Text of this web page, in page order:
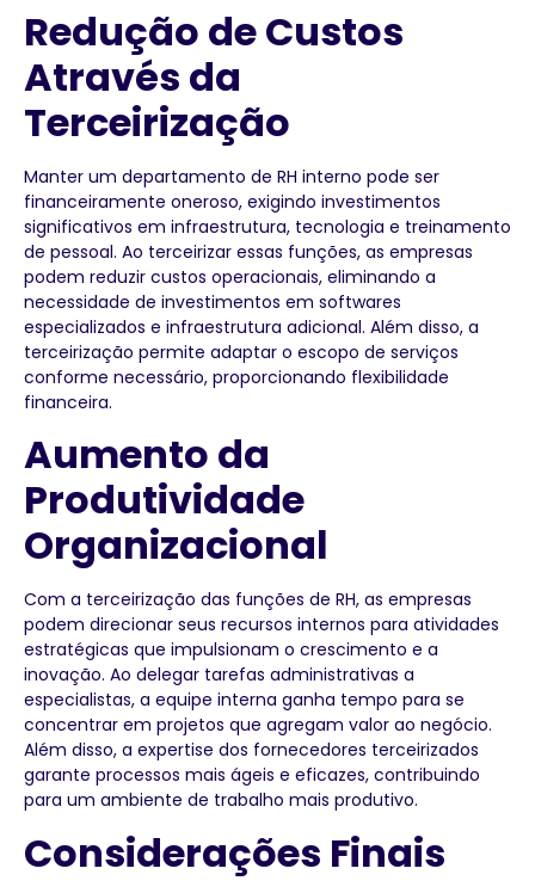
Redução de Custos
Através da
Terceirização
Manter um departamento de RH interno pode ser
financeiramente oneroso, exigindo investimentos
significativos em infraestrutura, tecnologia e treinamento
de pessoal. Ao terceirizar essas funções, as empresas
podem reduzir custos operacionais, eliminando a
necessidade de investimentos em softwares
especializados e infraestrutura adicional. Além disso, a
terceirização permite adaptar o escopo de serviços
conforme necessário, proporcionando flexibilidade
financeira.
Aumento da
Produtividade
Organizacional
Com a terceirização das funções de RH, as empresas
podem direcionar seus recursos internos para atividades
estratégicas que impulsionam o crescimento e a
inovação. Ao delegar tarefas administrativas a
especialistas, a equipe interna ganha tempo para se
concentrar em projetos que agregam valor ao negócio.
Além disso, a expertise dos fornecedores terceirizados
garante processos mais ágeis e eficazes, contribuindo
para um ambiente de trabalho mais produtivo.
Considerações Finais